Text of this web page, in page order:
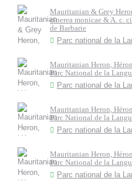
Mauritanian & Grey
cinerea monicae & A. c.
de Barbarie
Parc national de la
Mauritanian Heron,
Parc National de la
Parc national de la
Mauritanian Heron,
Parc National de la
Parc national de la
Mauritanian Heron,
Parc National de la
Parc national de la